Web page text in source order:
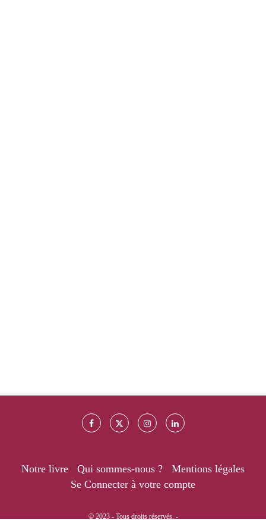
Notre livre Qui sommes-nous ?
Mentions légales
Se Connecter à votre compte
© 2023 - Tous droits réservés. -